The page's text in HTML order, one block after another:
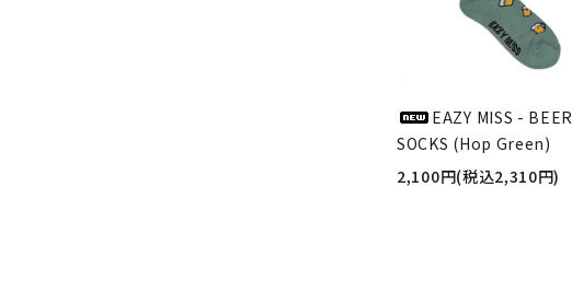
EAZY MISS - BEER
SOCKS (Hop Green)
2,100円(税込2,310円)